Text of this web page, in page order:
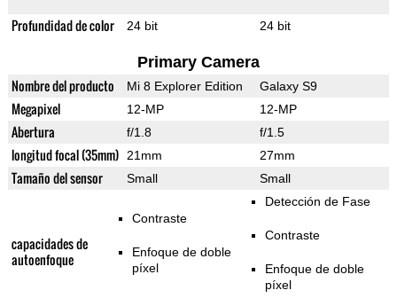
Profundidad de color 24 bit 24 bit
Primary Camera
Nombre del producto Mi 8 Explorer Edition Galaxy S9
Megapixel 12-MP 12-MP
Abertura f/1.8 f/1.5
longitud focal (35mm) 21mm 27mm
Tamaño del sensor Small Small
capacidades de
autoenfoque
Contraste
Enfoque de doble
píxel
Detección de Fase
Contraste
Enfoque de doble
píxel